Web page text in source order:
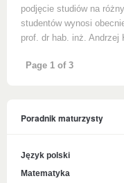
podjęcie studiów na
studentów wynosi
prof. dr hab. inż. Andrzej
Page 1 of 3
Poradnik maturzysty
Język polski
Matematyka